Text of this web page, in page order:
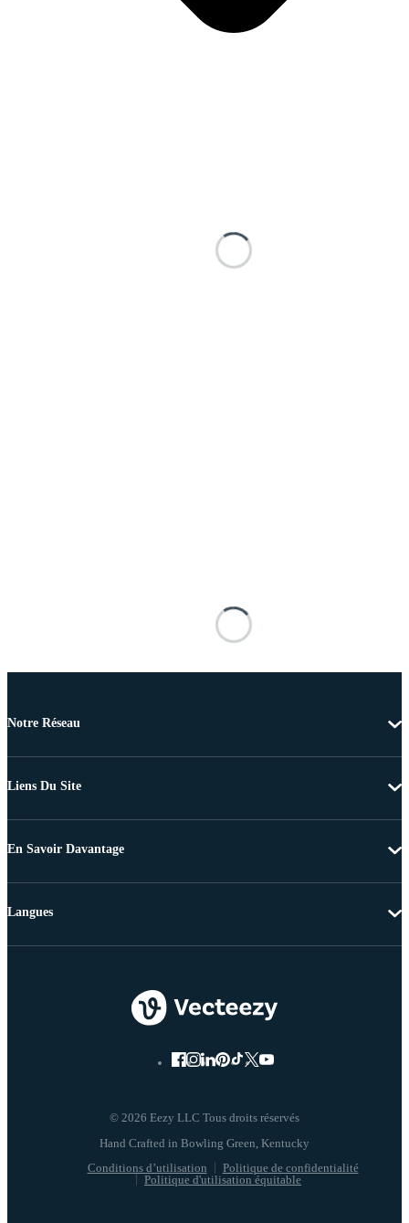
Notre Réseau
Liens Du Site
En Savoir Davantage
© 2026 Eezy LLC Tous droits réservés
Conditions d’utilisation
Politique de confidentialité
Politique d'utilisation équitable
Langues